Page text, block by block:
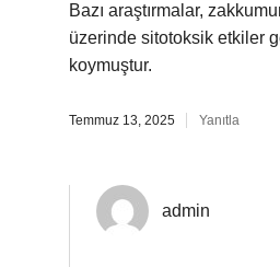
Bazı araştırmalar,
üzerinde sitotoksik etkiler
koymuştur.
Temmuz 13, 2025 Yanıtla
admin